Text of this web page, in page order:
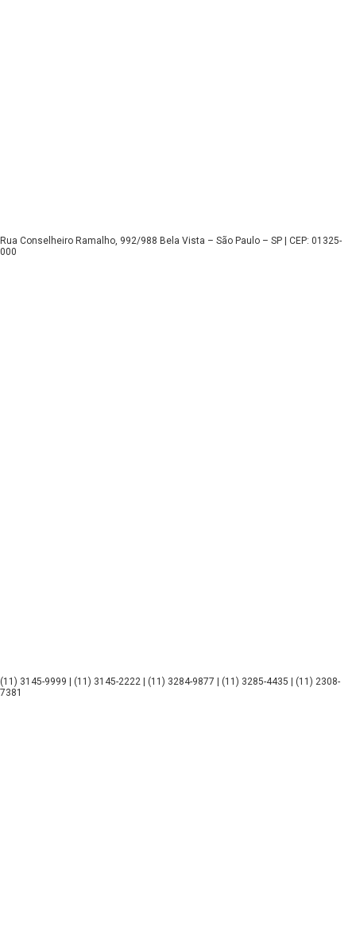
Rua Conselheiro Ramalho, 992/988 Bela Vista – São Paulo – SP | CEP: 01325-
000
(11) 3145-9999 | (11) 3145-2222 | (11) 3284-9877 | (11) 3285-4435 | (11) 2308-
7381